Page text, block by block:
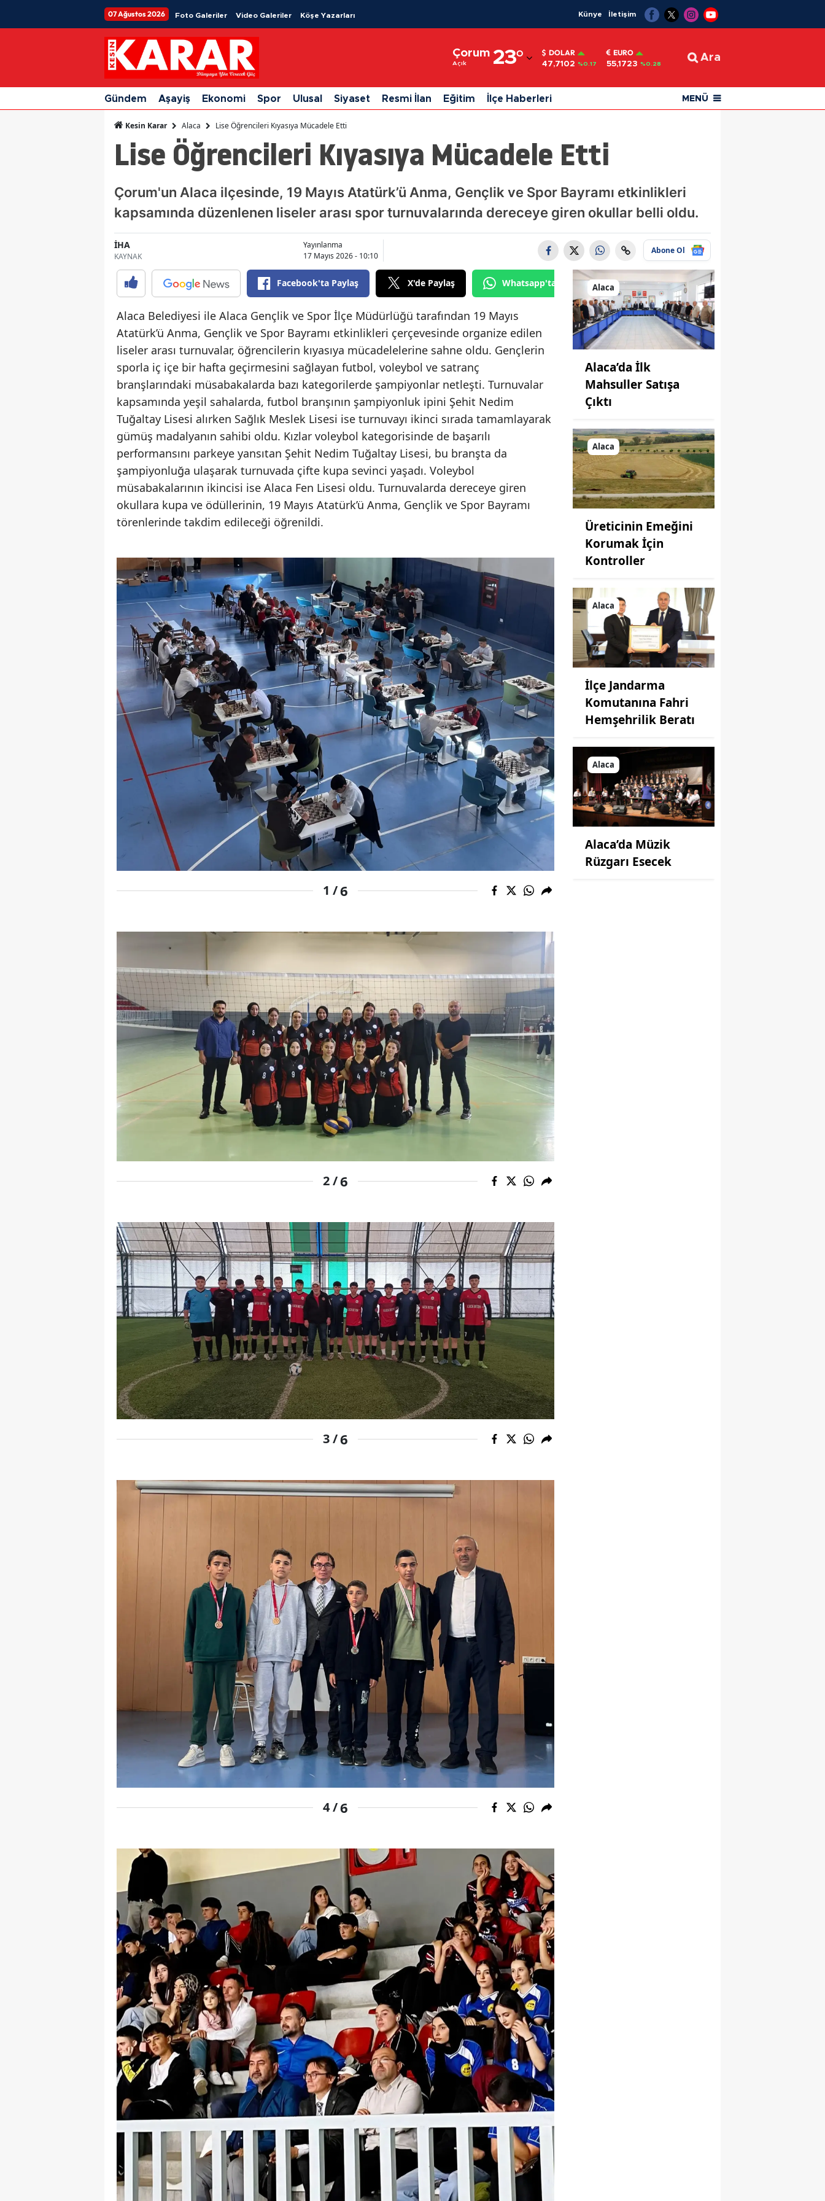
07 Ağustos 2026 Foto Galeriler Video Galeriler Köşe Yazarları Künye İletişim
Çorum
Açık 23°
Adıyaman
Afyonkarahisar
Ağrı
Ankara
Antalya
Artvin
Bilecik
Bingöl
Bitlis
Bolu
Burdur
Bursa
Çanakkale
Çankırı
Çorum
Denizli
Edirne
Elazığ
Erzincan
Erzurum
Eskişehir
Gaziantep
Giresun
Gümüşhane
Hakkari
Hatay
Isparta
Mersin
İzmir
Kırklareli
Kırşehir
Kocaeli
Konya
Kütahya
Malatya
Muğla
Muş
Nevşehir
Niğde
Ordu
Rize
Sakarya
Samsun
Siirt
Trabzon
Tunceli
Şanlıurfa
Uşak
Yozgat
Zonguldak
Aksaray
Bayburt
Karaman
Şırnak
Bartın
Ardahan
Iğdır
Yalova
Karabük
Kilis
Osmaniye
Düzce
DOLAR
47,7102 %0.17
EURO
55,1723 %0.28
Ara
Gündem Aşayiş Ekonomi Spor Ulusal Siyaset Resmi İlan Eğitim İlçe Haberleri MENÜ
Kesin Karar Alaca Lise Öğrencileri Kıyasıya Mücadele Etti
Lise Öğrencileri Kıyasıya Mücadele Etti
Çorum'un Alaca ilçesinde, 19 Mayıs Atatürk’ü Anma, Gençlik ve Spor Bayramı etkinlikleri
kapsamında düzenlenen liseler arası spor turnuvalarında dereceye giren okullar belli oldu.
İHA
KAYNAK
Yayınlanma
17 Mayıs 2026 - 10:10
Abone Ol
Facebook'ta Paylaş X'de Paylaş Whatsapp'tan Gönder
Alaca Belediyesi ile Alaca Gençlik ve Spor İlçe Müdürlüğü tarafından 19 Mayıs
Atatürk’ü Anma, Gençlik ve Spor Bayramı etkinlikleri çerçevesinde organize edilen
liseler arası turnuvalar, öğrencilerin kıyasıya mücadelelerine sahne oldu. Gençlerin
sporla iç içe bir hafta geçirmesini sağlayan futbol, voleybol ve satranç
branşlarındaki müsabakalarda bazı kategorilerde şampiyonlar netleşti. Turnuvalar
kapsamında yeşil sahalarda, futbol branşının şampiyonluk ipini Şehit Nedim
Tuğaltay Lisesi alırken Sağlık Meslek Lisesi ise turnuvayı ikinci sırada tamamlayarak
gümüş madalyanın sahibi oldu. Kızlar voleybol kategorisinde de başarılı
performansını parkeye yansıtan Şehit Nedim Tuğaltay Lisesi, bu branşta da
şampiyonluğa ulaşarak turnuvada çifte kupa sevinci yaşadı. Voleybol
müsabakalarının ikincisi ise Alaca Fen Lisesi oldu. Turnuvalarda dereceye giren
okullara kupa ve ödüllerinin, 19 Mayıs Atatürk’ü Anma, Gençlik ve Spor Bayramı
törenlerinde takdim edileceği öğrenildi.
1 /6
2 /6
3 /6
4 /6
Alaca
Alaca’da İlk
Mahsuller Satışa
Çıktı
Alaca
Üreticinin Emeğini
Korumak İçin
Kontroller
Alaca
İlçe Jandarma
Komutanına Fahri
Hemşehrilik Beratı
Alaca
Alaca’da Müzik
Rüzgarı Esecek